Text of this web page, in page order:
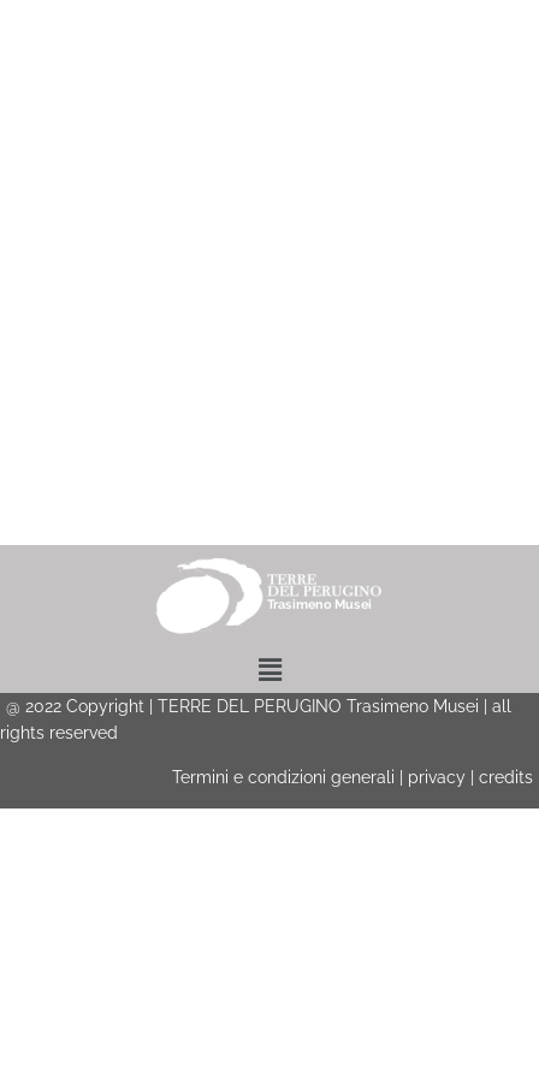
Menu
@ 2022 Copyright | TERRE DEL PERUGINO Trasimeno Musei | all
rights reserved
Termini e condizioni generali privacy credits